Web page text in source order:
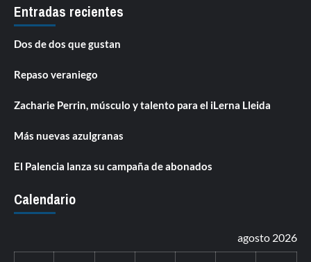
Entradas recientes
Dos de dos que gustan
Repaso veraniego
Zacharie Perrin, músculo y talento para el iLerna Lleida
Más nuevas azulgranas
El Palencia lanza su campaña de abonados
Calendario
agosto 2026